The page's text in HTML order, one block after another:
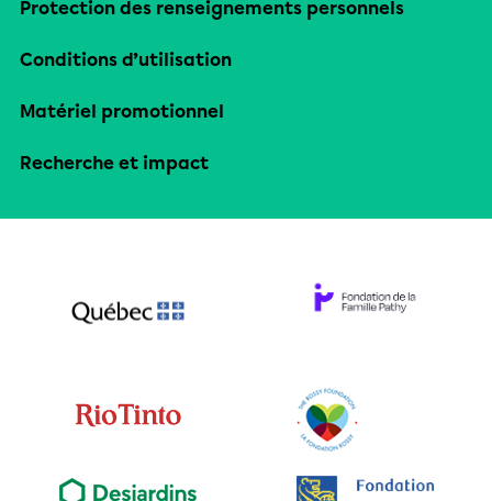
Protection des renseignements personnels
Conditions d’utilisation
Matériel promotionnel
Recherche et impact